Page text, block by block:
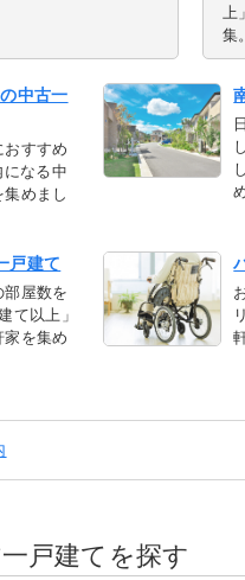
集。
中古一
おすすめ
なる中
めまし
戸建て
部屋数を
て以上」
家を集め
戸建てを探す